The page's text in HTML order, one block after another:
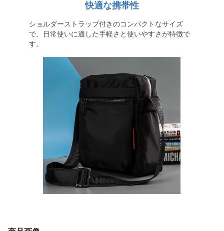
快適な携帯性
ショルダーストラップ付きのコンパクトなサイズ
で、日常使いに適した手軽さと使いやすさが特徴で
す。